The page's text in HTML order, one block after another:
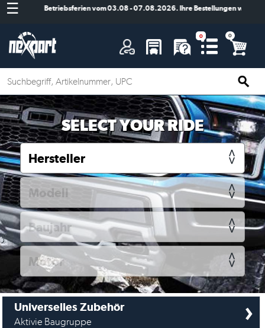
A
Betriebsferien vom 03.08 - 07.08.2026. Ihre Bestellungen werden
☰
SELECT YOUR RIDE
Universelles Zubehör
Aktivie Baugruppe ›